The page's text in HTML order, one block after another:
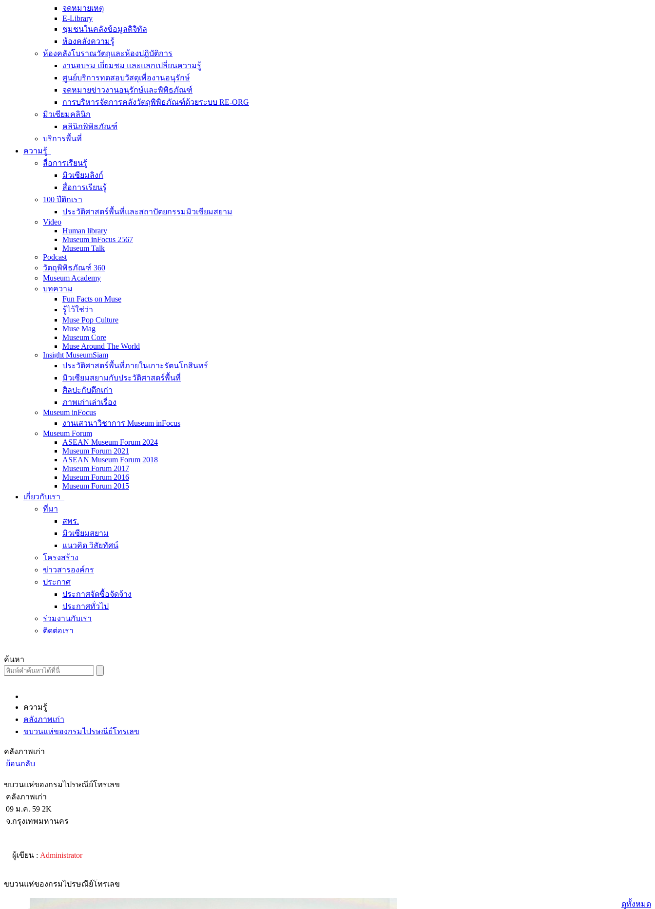
จดหมายเหตุ
E-Library
ชุมชนในคลังข้อมูลดิจิทัล
ห้องคลังความรู้
ห้องคลังโบราณวัตถุและห้องปฏิบัติการ
งานอบรม เยี่ยมชม และแลกเปลี่ยนความรู้
ศูนย์บริการทดสอบวัสดุเพื่องานอนุรักษ์
จดหมายข่าวงานอนุรักษ์และพิพิธภัณฑ์
การบริหารจัดการคลังวัตถุพิพิธภัณฑ์ด้วยระบบ RE-ORG
มิวเซียมคลินิก
คลินิกพิพิธภัณฑ์
บริการพื้นที่
ความรู้
สื่อการเรียนรู้
มิวเซียมลิงก์
สื่อการเรียนรู้
100 ปีตึกเรา
ประวัติศาสตร์พื้นที่และสถาปัตยกรรมมิวเซียมสยาม
Video
Human library
Museum inFocus 2567
Museum Talk
Podcast
วัตถุพิพิธภัณฑ์ 360
Museum Academy
บทความ
Fun Facts on Muse
รู้ไว้ใช่ว่า
Muse Pop Culture
Muse Mag
Museum Core
Muse Around The World
Insight MuseumSiam
ประวัติศาสตร์พื้นที่ภายในเกาะรัตนโกสินทร์
มิวเซียมสยามกับประวัติศาสตร์พื้นที่
ศิลปะกับตึกเก่า
ภาพเก่าเล่าเรื่อง
Museum inFocus
งานเสวนาวิชาการ Museum inFocus
Museum Forum
ASEAN Museum Forum 2024
Museum Forum 2021
ASEAN Museum Forum 2018
Museum Forum 2017
Museum Forum 2016
Museum Forum 2015
เกี่ยวกับเรา
ที่มา
สพร.
มิวเซียมสยาม
แนวคิด วิสัยทัศน์
โครงสร้าง
ข่าวสารองค์กร
ประกาศ
ประกาศจัดซื้อจัดจ้าง
ประกาศทั่วไป
ร่วมงานกับเรา
ติดต่อเรา
ค้นหา
ความรู้
คลังภาพเก่า
ขบวนแห่ของกรมไปรษณีย์โทรเลข
คลังภาพเก่า
ย้อนกลับ
ขบวนแห่ของกรมไปรษณีย์โทรเลข
คลังภาพเก่า
09 ม.ค. 59 2K
จ.กรุงเทพมหานคร
ผู้เขียน : Administrator
ขบวนแห่ของกรมไปรษณีย์โทรเลข
ดูทั้งหมด